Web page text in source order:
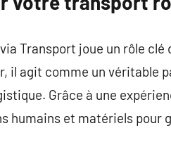
Transport joue un rôle clé
il agit comme un véritable
Grâce à une
humains et matériels